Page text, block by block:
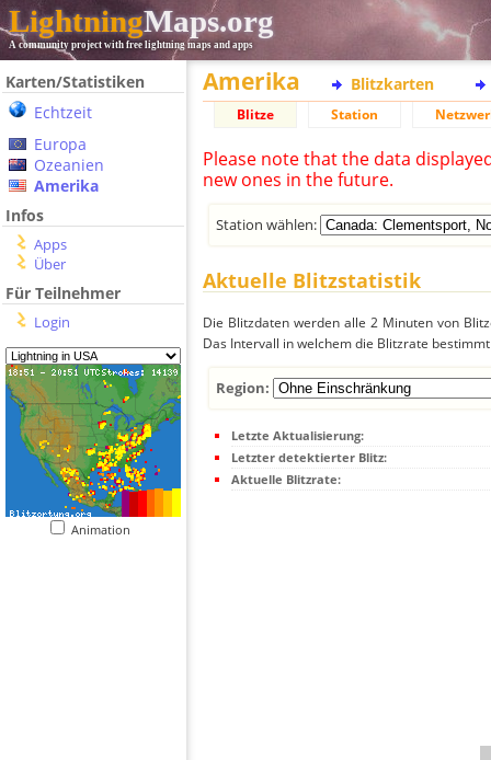
LightningMaps.org
A community project with free lightning maps and apps
Karten/Statistiken
Echtzeit
Europa
Ozeanien
Amerika
Infos
Apps
Über
Für Teilnehmer
Login
Animation
Amerika Blitzkarten
Blitze Station
Please note that the data
new ones in the future.
Station wählen:
Aktuelle Blitzstatistik
Die Blitzdaten werden alle 2 Minuten von
Das Intervall in welchem die Blitzrate
Region:
Letzte Aktualisierung:
Letzter detektierter Blitz:
Aktuelle Blitzrate: